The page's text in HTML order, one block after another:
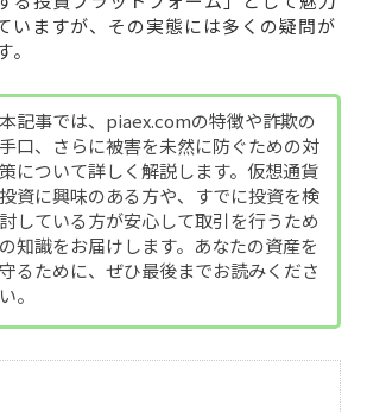
いますが、その実態には多くの疑問が
本記事では、piaex.comの特徴や詐欺の
手口、さらに被害を未然に防ぐための対
策について詳しく解説します。仮想通貨
投資に興味のある方や、すでに投資を検
討している方が安心して取引を行うため
の知識をお届けします。あなたの資産を
守るために、ぜひ最後までお読みくださ
い。